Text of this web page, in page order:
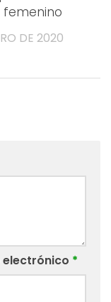
femenino
DE 2020
electrónico *